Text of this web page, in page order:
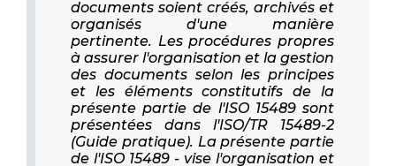
documents soient créés, archivés et
organisés d'une manière
pertinente. Les procédures propres
à assurer l'organisation et la gestion
des documents selon les principes
et les éléments constitutifs de la
présente partie de l'ISO 15489 sont
présentées dans l'ISO/TR 15489-2
(Guide pratique). La présente partie
de l'ISO 15489 - vise l'organisation et